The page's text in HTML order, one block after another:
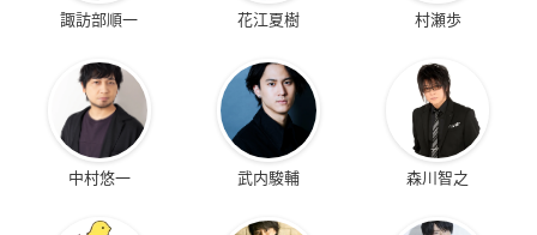
諏訪部順一 花江夏樹 村瀬歩
中村悠一 武内駿輔 森川智之